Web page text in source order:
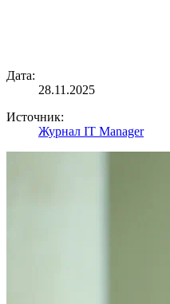
Дата:
28.11.2025
Источник:
Журнал IT Manager